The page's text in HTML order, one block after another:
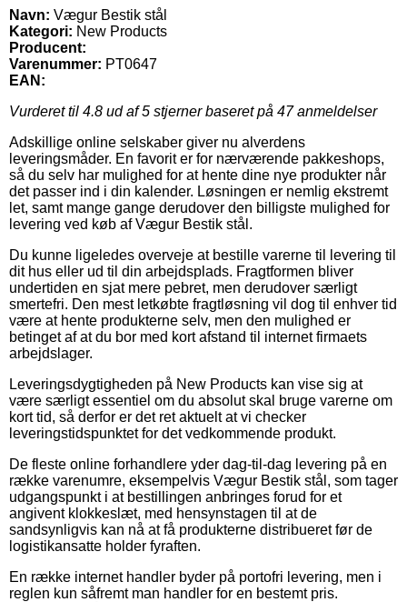
Navn: Vægur Bestik stål
Kategori: New Products
Producent:
Varenummer: PT0647
EAN:
Vurderet til 4.8 ud af 5 stjerner baseret på 47anmeldelser
Adskillige online selskaber giver nu alverdens
leveringsmåder. En favorit er for nærværende pakkeshops,
så du selv har mulighed for at hente dine nye produkter når
det passer ind i din kalender. Løsningen er nemlig ekstremt
let, samt mange gange derudover den billigste mulighed for
levering ved køb af Vægur Bestik stål.
Du kunne ligeledes overveje at bestille varerne til levering til
dit hus eller ud til din arbejdsplads. Fragtformen bliver
undertiden en sjat mere pebret, men derudover særligt
smertefri. Den mest letkøbte fragtløsning vil dog til enhver tid
være at hente produkterne selv, men den mulighed er
betinget af at du bor med kort afstand til internet firmaets
arbejdslager.
Leveringsdygtigheden på New Products kan vise sig at
være særligt essentiel om du absolut skal bruge varerne om
kort tid, så derfor er det ret aktuelt at vi checker
leveringstidspunktet for det vedkommende produkt.
De fleste online forhandlere yder dag-til-dag levering på en
række varenumre, eksempelvis Vægur Bestik stål, som tager
udgangspunkt i at bestillingen anbringes forud for et
angivent klokkeslæt, med hensynstagen til at de
sandsynligvis kan nå at få produkterne distribueret før de
logistikansatte holder fyraften.
En række internet handler byder på portofri levering, men i
reglen kun såfremt man handler for en bestemt pris.